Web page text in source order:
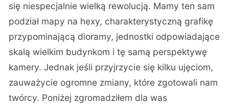
się niespecjalnie wielką rewolucją. Mamy ten sam
podział mapy na hexy, charakterystyczną grafikę
przypominającą dioramy, jednostki odpowiadające
skalą wielkim budynkom i tę samą perspektywę
kamery. Jednak jeśli przyjrzycie się kilku ujęciom,
zauważycie ogromne zmiany, które zgotowali nam
twórcy. Poniżej zgromadziłem dla was